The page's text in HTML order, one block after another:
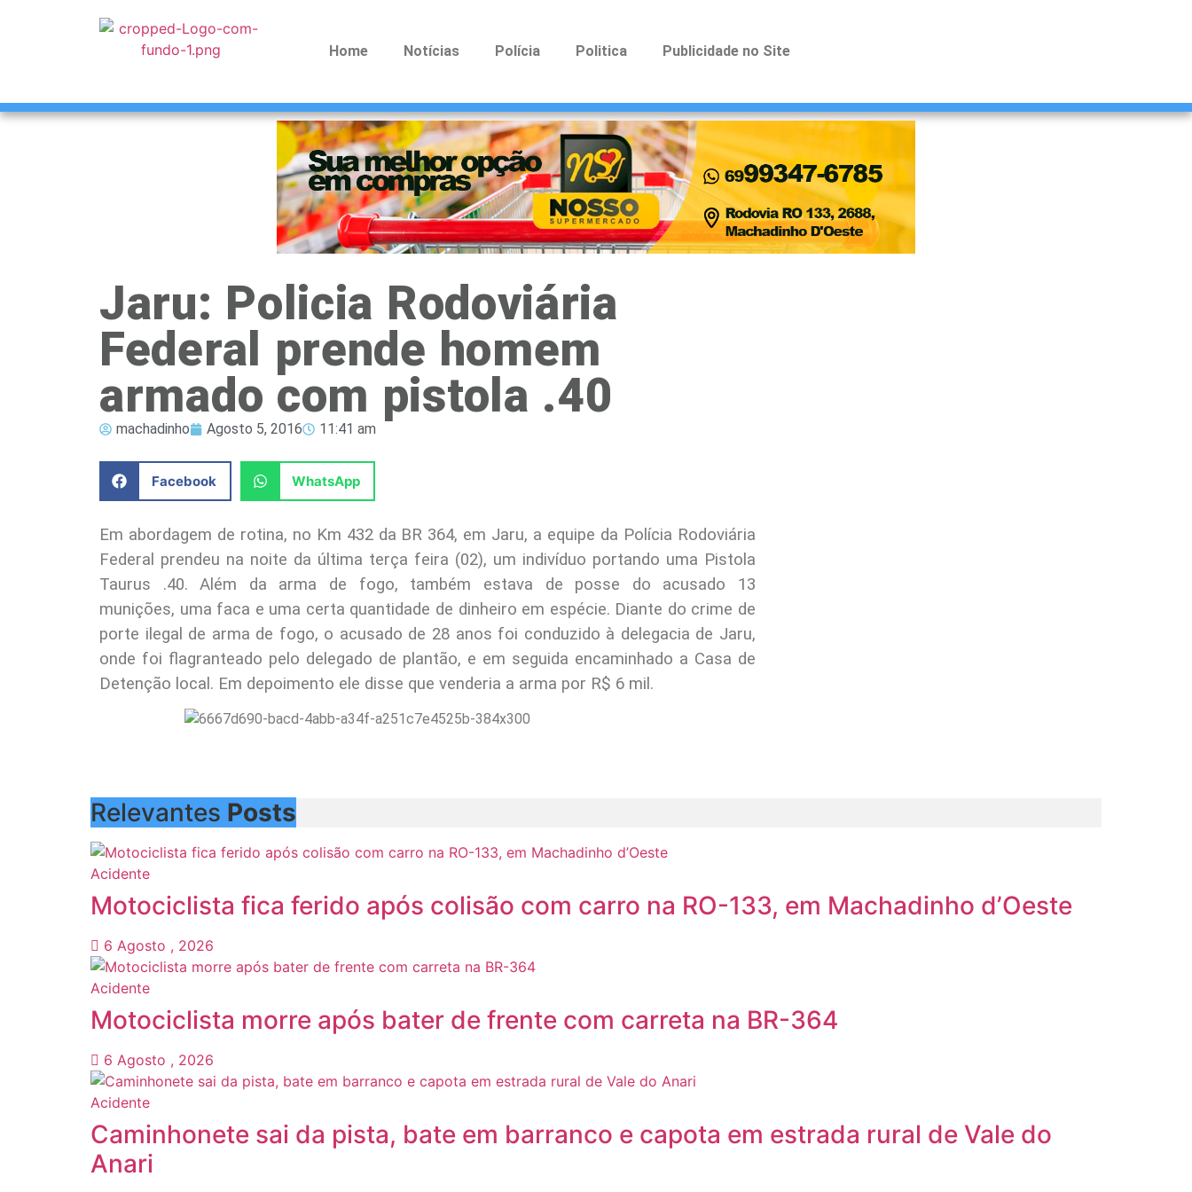
Home Notícias Polícia Politica Publicidade no Site
Jaru: Policia Rodoviária
Federal prende homem
armado com pistola .40
machadinho Agosto 5, 2016 11:41 am
Facebook WhatsApp
Em abordagem de rotina, no Km 432 da BR 364, em Jaru, a equipe da Polícia Rodoviária
Federal prendeu na noite da última terça feira (02), um indivíduo portando uma Pistola
Taurus .40. Além da arma de fogo, também estava de posse do acusado 13
munições, uma faca e uma certa quantidade de dinheiro em espécie. Diante do crime de
porte ilegal de arma de fogo, o acusado de 28 anos foi conduzido à delegacia de Jaru,
onde foi flagranteado pelo delegado de plantão, e em seguida encaminhado a Casa de
Detenção local. Em depoimento ele disse que venderia a arma por R$ 6 mil.
Relevantes Posts
Acidente
Motociclista fica ferido após colisão com carro na RO-133, em Machadinho d’Oeste
6 Agosto , 2026
Acidente
Motociclista morre após bater de frente com carreta na BR-364
6 Agosto , 2026
Acidente
Caminhonete sai da pista, bate em barranco e capota em estrada rural de Vale do
Anari